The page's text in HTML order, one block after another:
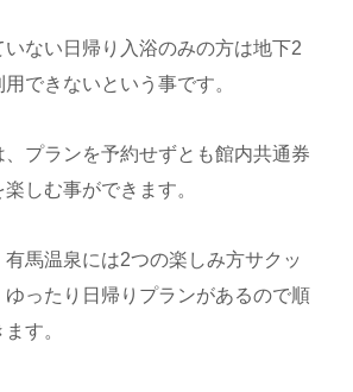
ない日帰り入浴のみの方は地下2
できないという事です。
プランを予約せずとも館内共通券
しむ事ができます。
馬温泉には2つの楽しみ方サクッ
ゆったり日帰りプランがあるので順
す。